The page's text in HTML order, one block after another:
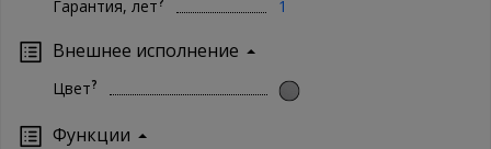
Гарантия, лет 1
Внешнее исполнение
Цвет?
Функции